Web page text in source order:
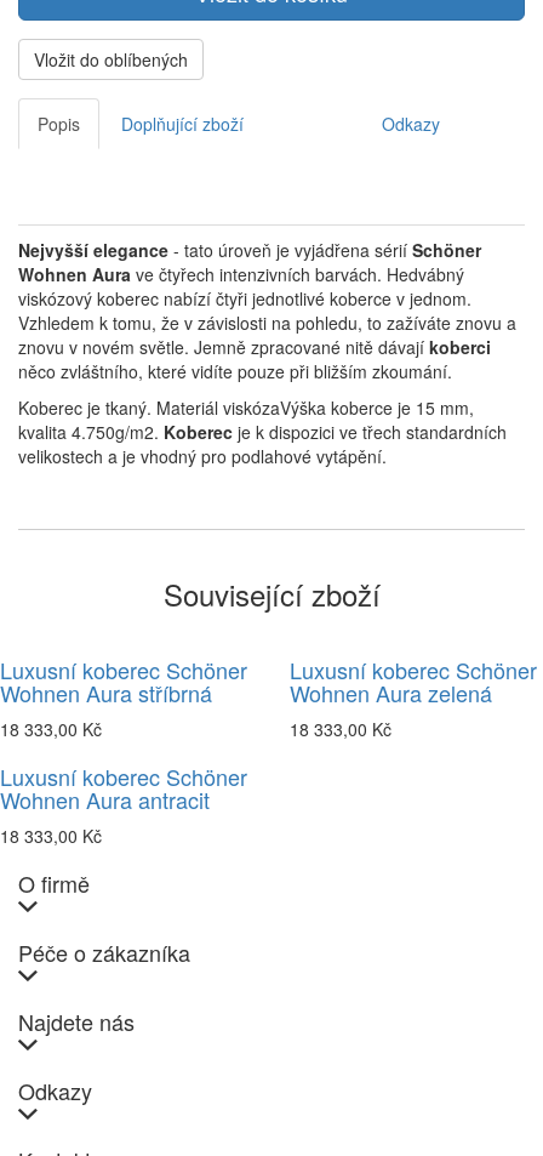
Vložit do oblíbených
Popis Doplňující zboží Odkazy
Nejvyšší elegance - tato úroveň je vyjádřena sérií Schöner
Wohnen Aura ve čtyřech intenzivních barvách. Hedvábný
viskózový koberec nabízí čtyři jednotlivé koberce v jednom.
Vzhledem k tomu, že v závislosti na pohledu, to zažíváte znovu a
znovu v novém světle. Jemně zpracované nitě dávají koberci
něco zvláštního, které vidíte pouze při bližším zkoumání.
Koberec je tkaný. Materiál viskózaVýška koberce je 15 mm,
kvalita 4.750g/m2. Koberec je k dispozici ve třech standardních
velikostech a je vhodný pro podlahové vytápění.
Související zboží
Luxusní koberec Schöner
Wohnen Aura stříbrná
18 333,00 Kč
Luxusní koberec Schöner
Wohnen Aura zelená
18 333,00 Kč
Luxusní koberec Schöner
Wohnen Aura antracit
18 333,00 Kč
O firmě
Péče o zákazníka
Najdete nás
Odkazy